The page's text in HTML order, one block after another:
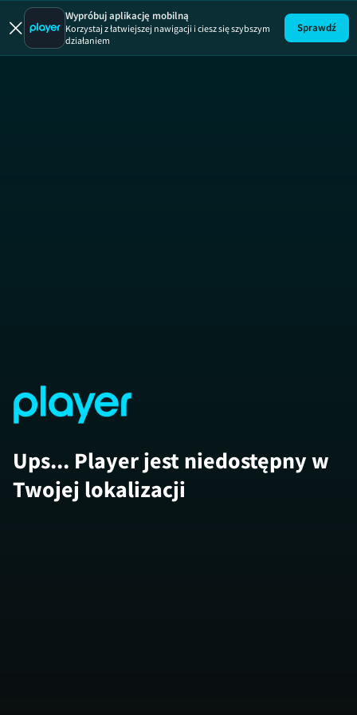
Wypróbuj aplikację mobilną
Korzystaj z łatwiejszej nawigacji i ciesz się szybszym
działaniem
Sprawdź
Ups... Player jest niedostępny w
Twojej lokalizacji